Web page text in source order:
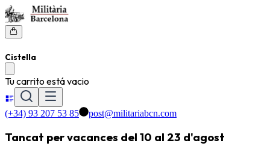
Cistella
Tu carrito está vacio
(+34) 93 207 53 85 post@militariabcn.com
Tancat per vacances del 10 al 23 d'agost